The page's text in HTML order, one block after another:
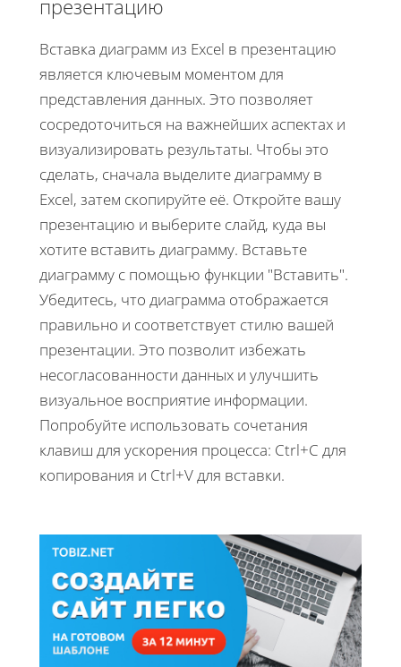
презентацию
Вставка диаграмм из Excel в презентацию
является ключевым моментом для
представления данных. Это позволяет
сосредоточиться на важнейших аспектах и
визуализировать результаты. Чтобы это
сделать, сначала выделите диаграмму в
Excel, затем скопируйте её. Откройте вашу
презентацию и выберите слайд, куда вы
хотите вставить диаграмму. Вставьте
диаграмму с помощью функции "Вставить".
Убедитесь, что диаграмма отображается
правильно и соответствует стилю вашей
презентации. Это позволит избежать
несогласованности данных и улучшить
визуальное восприятие информации.
Попробуйте использовать сочетания
клавиш для ускорения процесса: Ctrl+C для
копирования и Ctrl+V для вставки.